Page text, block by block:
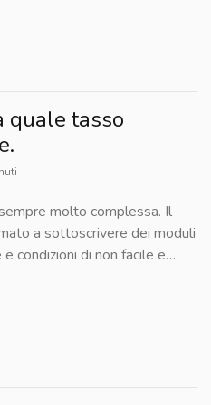
quale tasso
molto complessa. Il
a sottoscrivere dei moduli
condizioni di non facile e
ragione, molto spesso si
quindi, un rimedio
di interesse e sapere
convenienza del